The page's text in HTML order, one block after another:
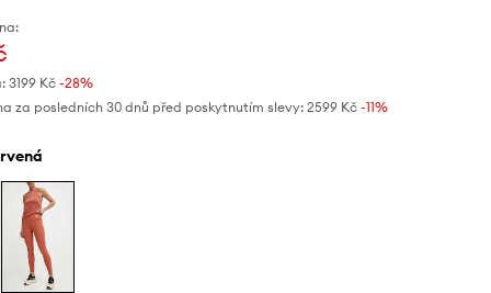
3199 Kč-28%
za posledních 30 dnů před poskytnutím slevy: 2599 Kč -11%